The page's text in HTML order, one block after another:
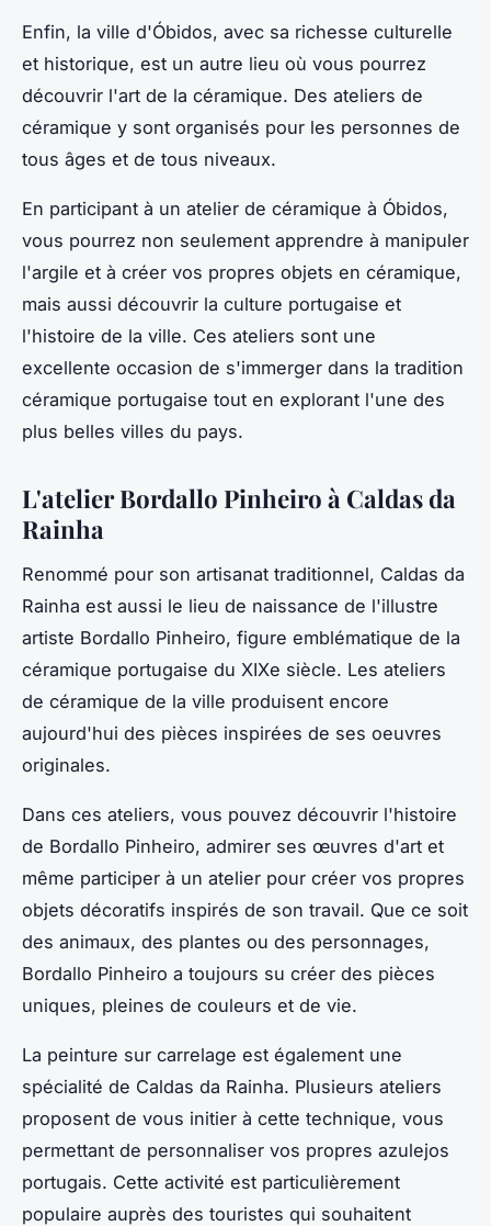
Enfin, la ville d'Óbidos, avec sa richesse culturelle
et historique, est un autre lieu où vous pourrez
découvrir l'art de la céramique. Des ateliers de
céramique y sont organisés pour les personnes de
tous âges et de tous niveaux.
En participant à un atelier de céramique à Óbidos,
vous pourrez non seulement apprendre à manipuler
l'argile et à créer vos propres objets en céramique,
mais aussi découvrir la culture portugaise et
l'histoire de la ville. Ces ateliers sont une
excellente occasion de s'immerger dans la tradition
céramique portugaise tout en explorant l'une des
plus belles villes du pays.
L'atelier Bordallo Pinheiro à Caldas da
Rainha
Renommé pour son artisanat traditionnel, Caldas da
Rainha est aussi le lieu de naissance de l'illustre
artiste Bordallo Pinheiro, figure emblématique de la
céramique portugaise du XIXe siècle. Les ateliers
de céramique de la ville produisent encore
aujourd'hui des pièces inspirées de ses oeuvres
originales.
Dans ces ateliers, vous pouvez découvrir l'histoire
de Bordallo Pinheiro, admirer ses œuvres d'art et
même participer à un atelier pour créer vos propres
objets décoratifs inspirés de son travail. Que ce soit
des animaux, des plantes ou des personnages,
Bordallo Pinheiro a toujours su créer des pièces
uniques, pleines de couleurs et de vie.
La peinture sur carrelage est également une
spécialité de Caldas da Rainha. Plusieurs ateliers
proposent de vous initier à cette technique, vous
permettant de personnaliser vos propres azulejos
portugais. Cette activité est particulièrement
populaire auprès des touristes qui souhaitent